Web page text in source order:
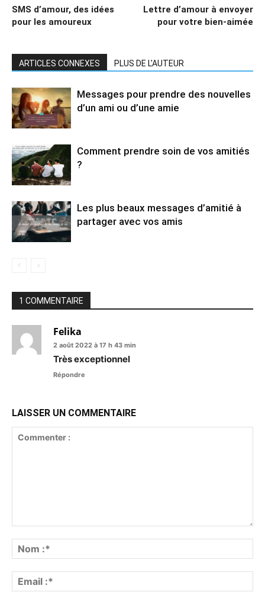
SMS d’amour, des idées
pour les amoureux
Lettre d’amour à envoyer
pour votre bien-aimée
ARTICLES CONNEXES PLUS DE L'AUTEUR
Messages pour prendre des nouvelles
d’un ami ou d’une amie
Comment prendre soin de vos amitiés
?
Les plus beaux messages d’amitié à
partager avec vos amis
1 COMMENTAIRE
Felika
2 août 2022 à 17 h 43 min
Très exceptionnel
Répondre
LAISSER UN COMMENTAIRE